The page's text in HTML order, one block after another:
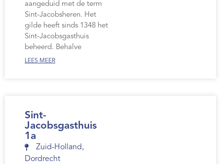
aangeduid met de term
Sint-Jacobsheren. Het
gilde heeft sinds 1348 het
Sint-Jacobsgasthuis
beheerd. Behalve
LEES MEER
Sint-
Jacobsgasthuis
1a
Zuid-Holland,
Dordrecht